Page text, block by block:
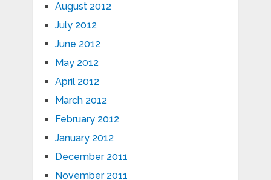
August 2012
July 2012
June 2012
May 2012
April 2012
March 2012
February 2012
January 2012
December 2011
November 2011